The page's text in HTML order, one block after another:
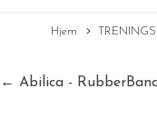
Hjem
← Abilica -